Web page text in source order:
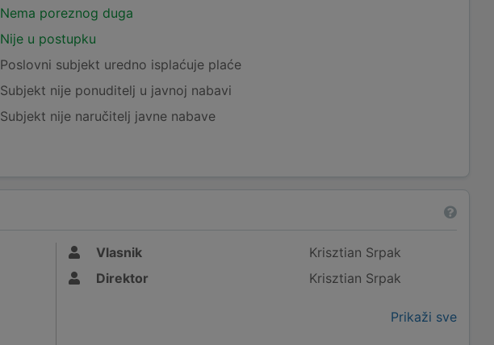
Nema poreznog duga
Nije u postupku
Poslovni subjekt uredno isplaćuje plaće
Subjekt nije ponuditelj u javnoj nabavi
Subjekt nije naručitelj javne nabave
Vlasnik
Krisztian Srpak
Direktor
Krisztian Srpak
Prikaži sve